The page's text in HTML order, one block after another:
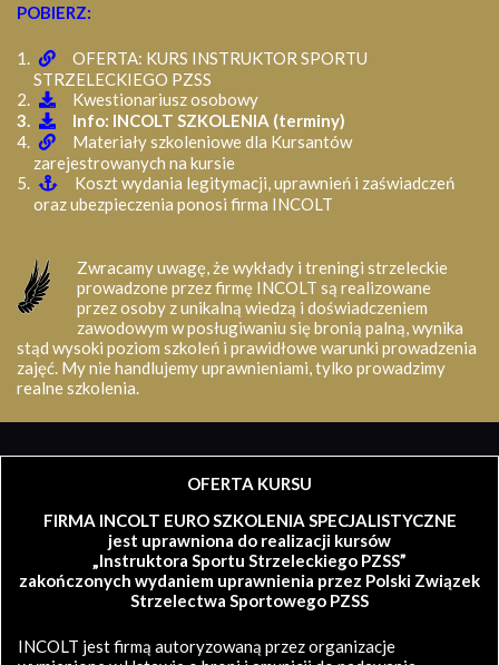
POBIERZ:
OFERTA: KURS INSTRUKTOR SPORTU
STRZELECKIEGO PZSS
Kwestionariusz osobowy
Info: INCOLT SZKOLENIA (terminy)
Materiały szkoleniowe dla Kursantów
zarejestrowanych na kursie
Koszt wydania legitymacji, uprawnień i zaświadczeń
oraz ubezpieczenia ponosi firma INCOLT
Zwracamy uwagę, że wykłady i treningi strzeleckie
prowadzone przez firmę INCOLT są realizowane
przez osoby z unikalną wiedzą i doświadczeniem
zawodowym w posługiwaniu się bronią palną, wynika
stąd wysoki poziom szkoleń i prawidłowe warunki prowadzenia
zajęć. My nie handlujemy uprawnieniami, tylko prowadzimy
realne szkolenia.
OFERTA KURSU
FIRMA INCOLT EURO SZKOLENIA SPECJALISTYCZNE
jest uprawniona do realizacji kursów
„Instruktora Sportu Strzeleckiego PZSS”
zakończonych wydaniem uprawnienia przez Polski Związek
Strzelectwa Sportowego PZSS
INCOLT jest firmą autoryzowaną przez organizacje